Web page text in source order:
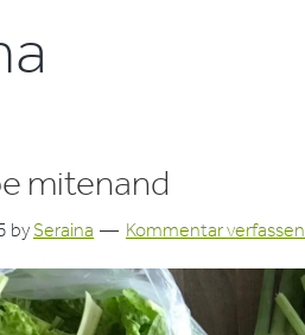
mitenand
by Seraina Kommentar verfassen